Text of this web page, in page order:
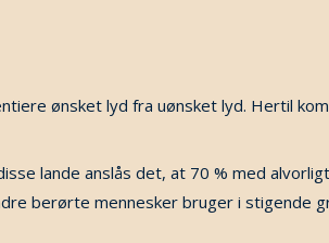
ønsket lyd fra uønsket lyd. Hertil
lande anslås det, at 70 % med
berørte mennesker bruger i stigende